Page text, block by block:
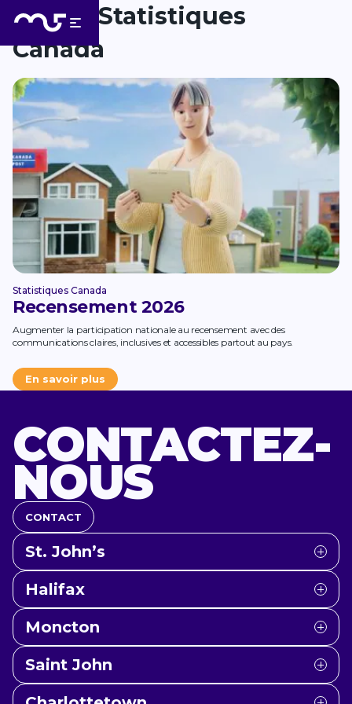
Client: Statistiques
Canada
Statistiques Canada
Recensement 2026
Augmenter la participation nationale au recensement avec des
communications claires, inclusives et accessibles partout au pays.
En savoir plus
CONTACTEZ-
NOUS
CONTACT
St. John’s
Halifax
Moncton
Saint John